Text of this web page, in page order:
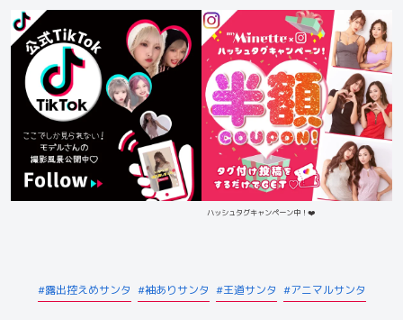
ハッシュタグキャンペーン中！❤️
露出控えめサンタ 袖ありサンタ 王道サンタ アニマルサンタ